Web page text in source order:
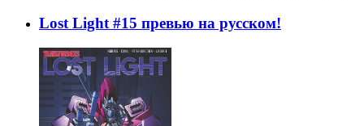
Lost Light #15 превью на русском!